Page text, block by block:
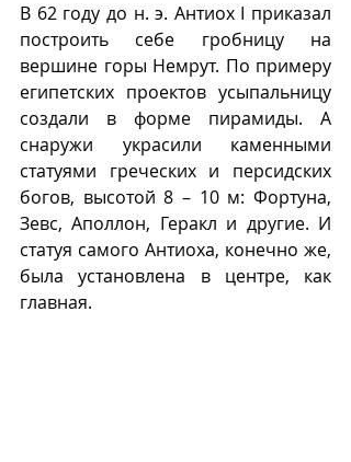
В 62 году до н. э. Антиох I приказал
построить себе гробницу на
вершине горы Немрут. По примеру
египетских проектов усыпальницу
создали в форме пирамиды. А
снаружи украсили каменными
статуями греческих и персидских
богов, высотой 8 – 10 м: Фортуна,
Зевс, Аполлон, Геракл и другие. И
статуя самого Антиоха, конечно же,
была установлена в центре, как
главная.